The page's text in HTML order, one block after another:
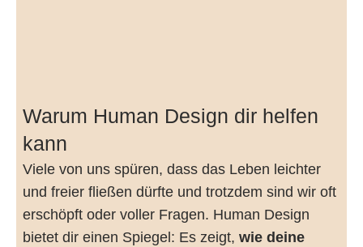
Warum Human Design dir helfen
kann
Viele von uns spüren, dass das Leben leichter
und freier fließen dürfte und trotzdem sind wir oft
erschöpft oder voller Fragen. Human Design
bietet dir einen Spiegel: Es zeigt, wie deine